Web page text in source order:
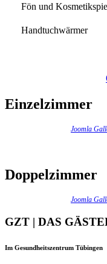
Fön und
Handtuchwärmer
Einzelzimmer
Joomla
Doppelzimmer
Joomla
GZT | DAS
Im Gesundheitszentrum Tübingen